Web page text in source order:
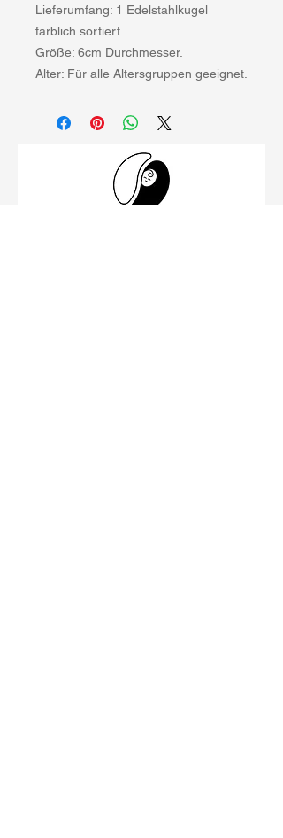
Lieferumfang: 1 Edelstahlkugel
farblich sortiert.
Größe: 6cm Durchmesser.
Alter: Für alle Altersgruppen geeignet.